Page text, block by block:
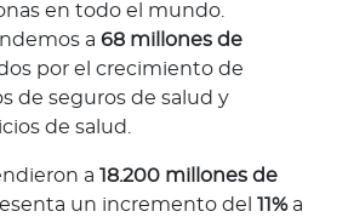
en todo el mundo.
a 68 millones de
por el crecimiento de
de seguros de salud y
de salud.
a 18.200 millones de
un incremento del 11% a